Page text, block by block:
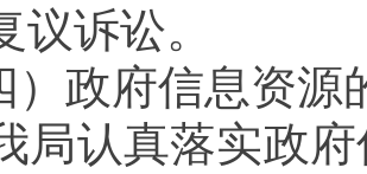
议诉讼。
）政府信息资
局认真落实政